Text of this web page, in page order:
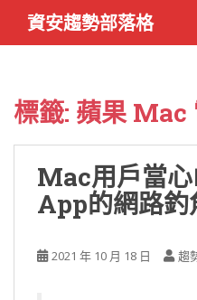
i
資安趨勢部落格
標籤: 蘋果 Mac
Mac用戶當
App的網路釣
2021 年 10 月 18 日 趨